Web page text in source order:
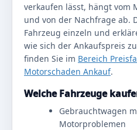
verkaufen lässt, hängt vom
und von der Nachfrage ab.
Fahrzeug einzeln und
wie sich der Ankaufspreis
finden Sie im Bereich
Motorschaden Ankauf.
Welche Fahrzeuge
Gebrauchtwagen
Motorproblemen